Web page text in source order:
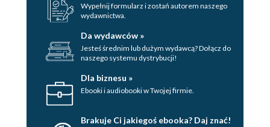
Wypełnij formularz i zostań autorem naszego
wydawnictwa.
Da wydawców »
Jesteś średnim lub dużym wydawcą? Dołącz do
naszego systemu dystrybucji!
Dla biznesu »
Ebooki i audiobooki w Twojej firmie.
Brakuje Ci jakiegoś ebooka? Daj znać!